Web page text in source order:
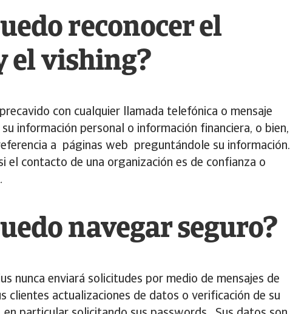
reconocer el
el vishing?
con cualquier llamada telefónica o mensaje
información personal o información financiera, o bien,
a páginas web preguntándole su información.
el contacto de una organización es de confianza o
navegar seguro?
nunca enviará solicitudes por medio de mensajes de
clientes actualizaciones de datos o verificación de su